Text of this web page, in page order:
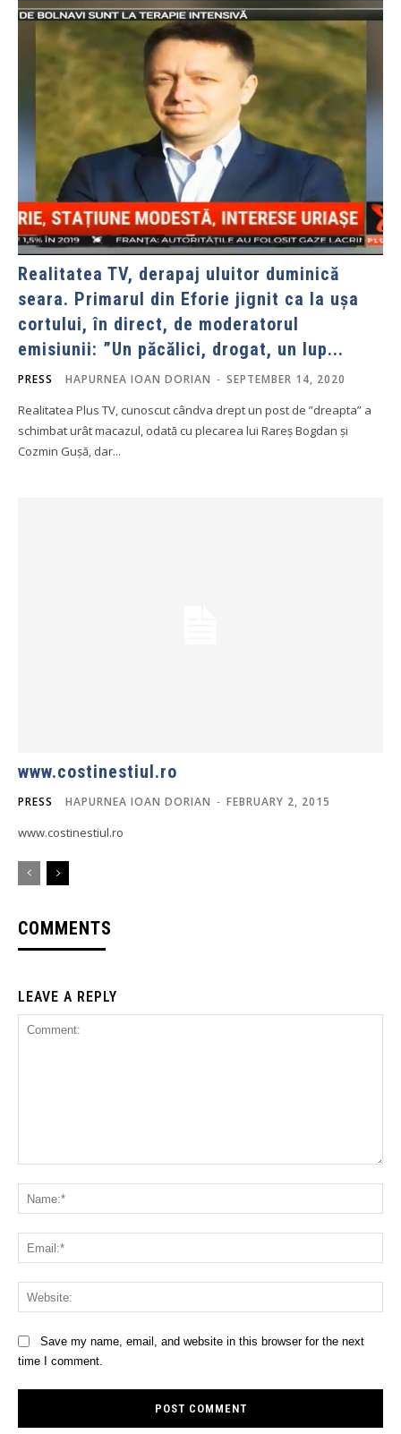
Realitatea TV, derapaj uluitor duminică
seara. Primarul din Eforie jignit ca la ușa
cortului, în direct, de moderatorul
emisiunii: ”Un păcălici, drogat, un lup...
PRESS HAPURNEA IOAN DORIAN - SEPTEMBER 14, 2020
Realitatea Plus TV, cunoscut cândva drept un post de ”dreapta” a
schimbat urât macazul, odată cu plecarea lui Rareș Bogdan și
Cozmin Gușă, dar...
www.costinestiul.ro
PRESS HAPURNEA IOAN DORIAN - FEBRUARY 2, 2015
www.costinestiul.ro
COMMENTS
LEAVE A REPLY
Save my name, email, and website in this browser for the next
time I comment.